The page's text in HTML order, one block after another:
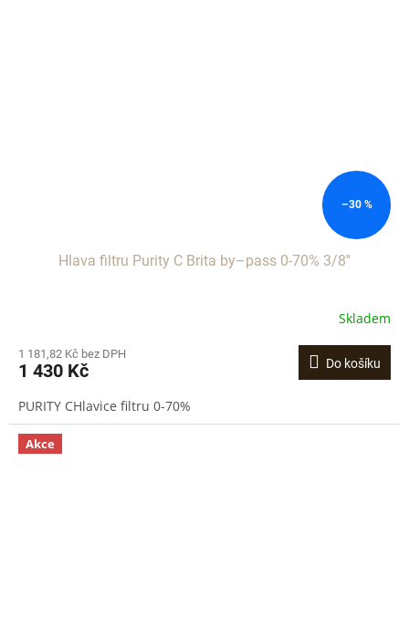
–30 %
Hlava filtru Purity C Brita by–pass 0-70% 3/8''
Skladem
1 181,82 Kč bez DPH
1 430 Kč Do košíku
PURITY CHlavice filtru 0-70%
Akce